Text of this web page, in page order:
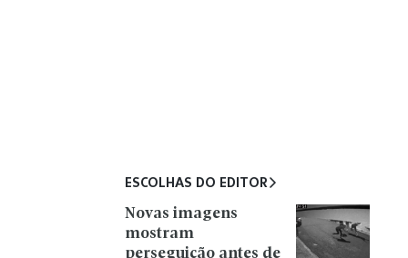
ESCOLHAS DO EDITOR
Novas imagens
mostram
perseguição antes de